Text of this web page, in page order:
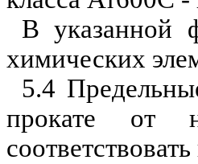
В указанной
химических
5.4
прокате от